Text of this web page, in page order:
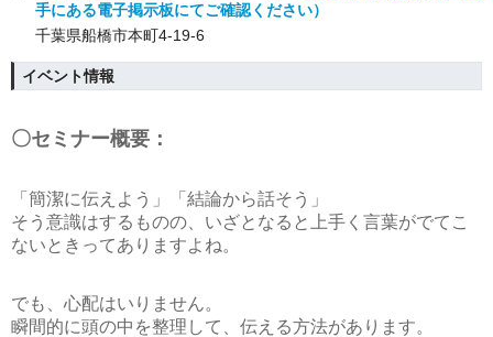
手にある電子掲示板にてご確認ください）
千葉県船橋市本町4-19-6
イベント情報
〇セミナー概要：
「簡潔に伝えよう」「結論から話そう」
そう意識はするものの、いざとなると上手く言葉がでてこ
ないときってありますよね。
でも、心配はいりません。
瞬間的に頭の中を整理して、伝える方法があります。